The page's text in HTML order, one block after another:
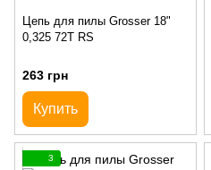
Цепь для пилы Grosser 18"
0,325 72T RS
263 грн
Купить
3